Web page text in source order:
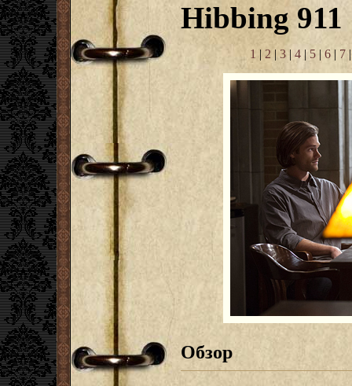
Hibbing 911
1 | 2 | 3 | 4 | 5 | 6 | 7
Обзор